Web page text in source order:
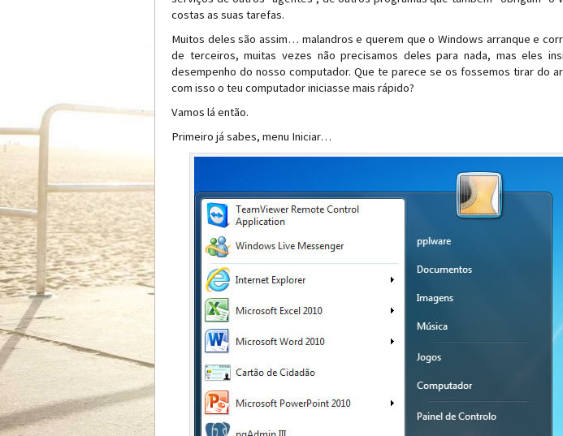
costas as suas tarefas.
Muitos deles são assim… malandros e querem que o Windows arranque e
de terceiros, muitas vezes não precisamos deles para nada, mas eles
desempenho do nosso computador. Que te parece se os fossemos tirar do
com isso o teu computador iniciasse mais rápido?
Vamos lá então.
Primeiro já sabes, menu Iniciar…